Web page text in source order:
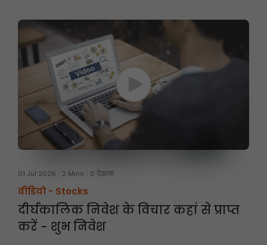
01 Jul 2026 2 Mins 0 देखना
वीडियो - Stocks
दीर्घकालिक निवेश के विचार कहां से प्राप्त
करें - शुभ निवेश